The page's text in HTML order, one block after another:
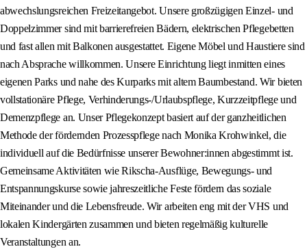
abwechslungsreichen Freizeitangebot. Unsere großzügigen Einzel- und
Doppelzimmer sind mit barrierefreien Bädern, elektrischen Pflegebetten
und fast allen mit Balkonen ausgestattet. Eigene Möbel und Haustiere sind
nach Absprache willkommen. Unsere Einrichtung liegt inmitten eines
eigenen Parks und nahe des Kurparks mit altem Baumbestand. Wir bieten
vollstationäre Pflege, Verhinderungs-/Urlaubspflege, Kurzzeitpflege und
Demenzpflege an. Unser Pflegekonzept basiert auf der ganzheitlichen
Methode der fördernden Prozesspflege nach Monika Krohwinkel, die
individuell auf die Bedürfnisse unserer Bewohner:innen abgestimmt ist.
Gemeinsame Aktivitäten wie Rikscha-Ausflüge, Bewegungs- und
Entspannungskurse sowie jahreszeitliche Feste fördern das soziale
Miteinander und die Lebensfreude. Wir arbeiten eng mit der VHS und
lokalen Kindergärten zusammen und bieten regelmäßig kulturelle
Veranstaltungen an.